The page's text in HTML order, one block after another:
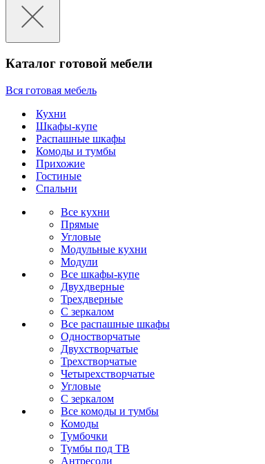
Каталог готовой мебели
Вся готовая мебель
Кухни
Шкафы-купе
Распашные шкафы
Комоды и тумбы
Прихожие
Гостиные
Спальни
Все кухни
Прямые
Угловые
Модульные кухни
Модули
Все шкафы-купе
Двухдверные
Трехдверные
С зеркалом
Все распашные шкафы
Одностворчатые
Двухстворчатые
Трехстворчатые
Четырехстворчатые
Угловые
С зеркалом
Все комоды и тумбы
Комоды
Тумбочки
Тумбы под ТВ
Антресоли